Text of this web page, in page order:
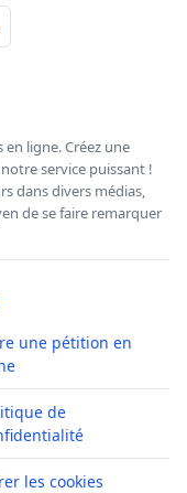
ligne. Créez une
service puissant !
dans divers médias,
de se faire remarquer
une pétition en
de
les cookies